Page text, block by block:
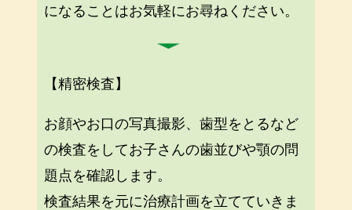
になることはお気軽にお尋ねください。
【精密検査】
お顔やお口の写真撮影、歯型をとるなど
の検査をしてお子さんの歯並びや顎の問
題点を確認します。
検査結果を元に治療計画を立てていきま